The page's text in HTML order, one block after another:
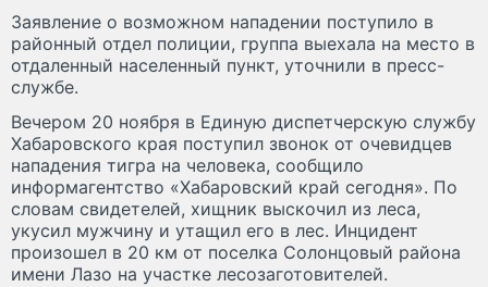
Заявление о возможном нападении поступило в
районный отдел полиции, группа выехала на место в
отдаленный населенный пункт, уточнили в пресс-
службе.
Вечером 20 ноября в Единую диспетчерскую службу
Хабаровского края поступил звонок от очевидцев
нападения тигра на человека, сообщило
информагентство «Хабаровский край сегодня». По
словам свидетелей, хищник выскочил из леса,
укусил мужчину и утащил его в лес. Инцидент
произошел в 20 км от поселка Солонцовый района
имени Лазо на участке лесозаготовителей.